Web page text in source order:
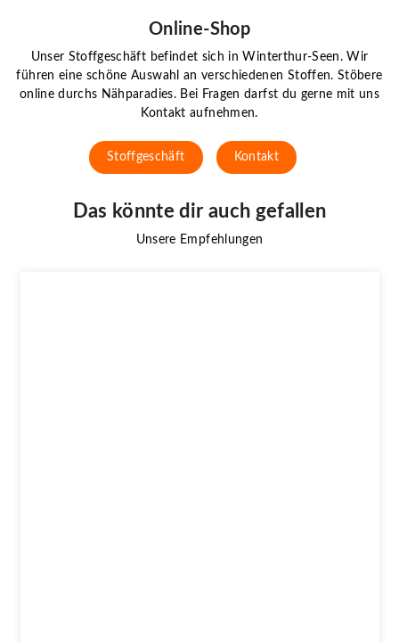
Online-Shop
Unser Stoffgeschäft befindet sich in Winterthur-Seen. Wir
führen eine schöne Auswahl an verschiedenen Stoffen. Stöbere
online durchs Nähparadies. Bei Fragen darfst du gerne mit uns
Kontakt aufnehmen.
Stoffgeschäft Kontakt
Das könnte dir auch gefallen
Unsere Empfehlungen